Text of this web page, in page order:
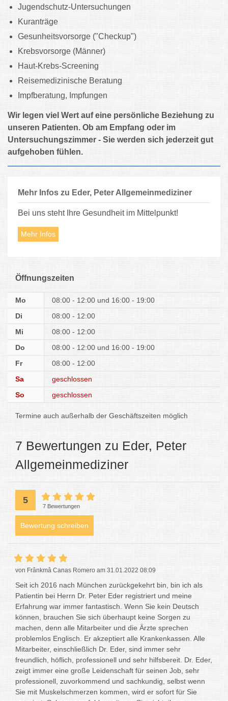
Jugendschutz-Untersuchungen
Kuranträge
Gesunheitsvorsorge ("Checkup")
Krebsvorsorge (Männer)
Haut-Krebs-Screening
Reisemedizinische Beratung
Impfberatung, Impfungen
Wir legen viel Wert auf eine persönliche Beziehung zu
unseren Patienten. Ob am Empfang oder im
Untersuchungszimmer - Sie werden sich jederzeit gut
aufgehoben fühlen.
Mehr Infos zu Eder, Peter Allgemeinmediziner
Bei uns steht Ihre Gesundheit im Mittelpunkt!
Mehr Infos
Öffnungszeiten
Mo 08:00 - 12:00
16:00 - 19:00
Di
08:00 - 12:00
Mi
08:00 - 12:00
Do
08:00 - 12:00
16:00 - 19:00
Fr
08:00 - 12:00
Sa
geschlossen
So
geschlossen
Termine auch außerhalb der Geschäftszeiten möglich
7 Bewertungen zu Eder, Peter
Allgemeinmediziner
5
7 Bewertungen
Bewertung schreiben
von Frânkmâ Canas Romero am 31.01.2022 08:09
Seit ich 2016 nach München zurückgekehrt bin, bin ich als
Patientin bei Herrn Dr. Peter Eder registriert und meine
Erfahrung war immer fantastisch. Wenn Sie kein Deutsch
können, brauchen Sie sich überhaupt keine Sorgen zu
machen, denn alle Mitarbeiter und die Ärzte sprechen
problemlos Englisch. Er akzeptiert alle Krankenkassen. Alle
Mitarbeiter, einschließlich Dr. Eder, sind immer sehr
freundlich, höflich, professionell und sehr hilfsbereit. Dr. Eder,
zeigt immer eine große Leidenschaft für seinen Job, sehr
professionell, zuvorkommend und sachkundig, selbst wenn
Sie mit Muskelschmerzen kommen, wird er sofort für Sie